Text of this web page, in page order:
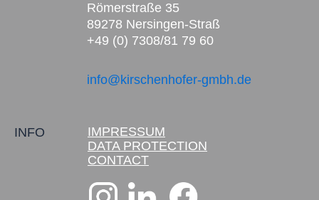
Römerstraße 35
89278 Nersingen-Straß
+49 (0) 7308/81 79 60
info@kirschenhofer-gmbh.de
INFO
IMPRESSUM
DATA PROTECTION
CONTACT